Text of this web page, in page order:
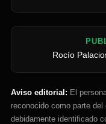
Rocío
Aviso editorial: El
reconocido como parte
debidamente identificado